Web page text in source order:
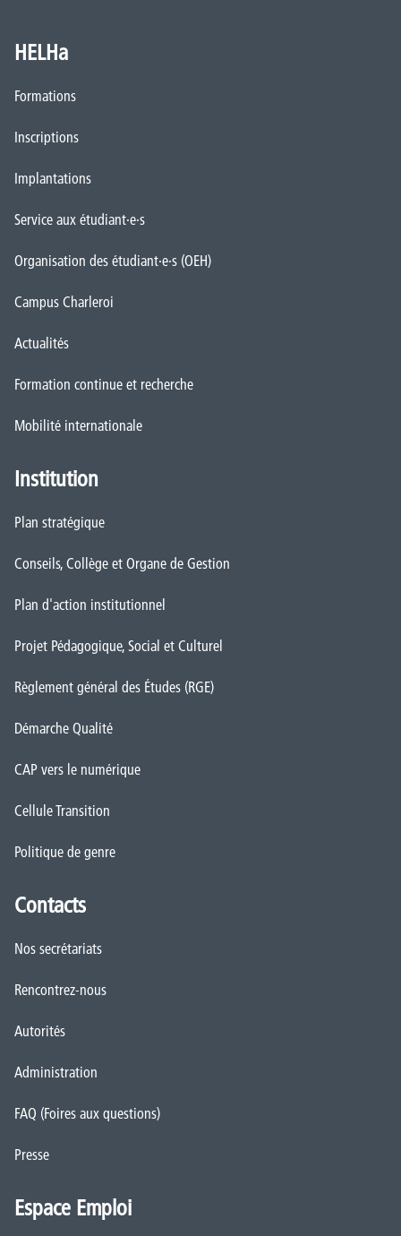
HELHa
Formations
Inscriptions
Implantations
Service aux étudiant·e·s
Organisation des étudiant·e·s (OEH)
Campus Charleroi
Actualités
Formation continue et recherche
Mobilité internationale
Institution
Plan stratégique
Conseils, Collège et Organe de Gestion
Plan d'action institutionnel
Projet Pédagogique, Social et Culturel
Règlement général des Études (RGE)
Démarche Qualité
CAP vers le numérique
Cellule Transition
Politique de genre
Contacts
Nos secrétariats
Rencontrez-nous
Autorités
Administration
FAQ (Foires aux questions)
Presse
Espace Emploi